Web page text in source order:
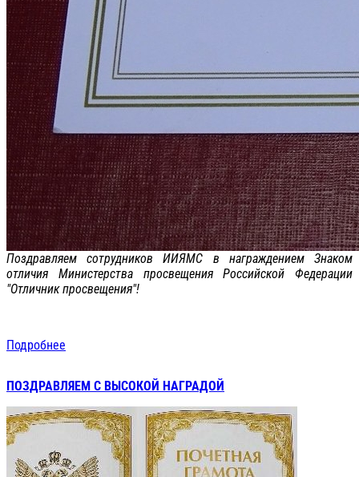
Поздравляем сотрудников ИИЯМС в награждением Знаком
отличия Министерства просвещения Российской Федерации
"Отличник просвещения"!
Подробнее
ПОЗДРАВЛЯЕМ С ВЫСОКОЙ НАГРАДОЙ